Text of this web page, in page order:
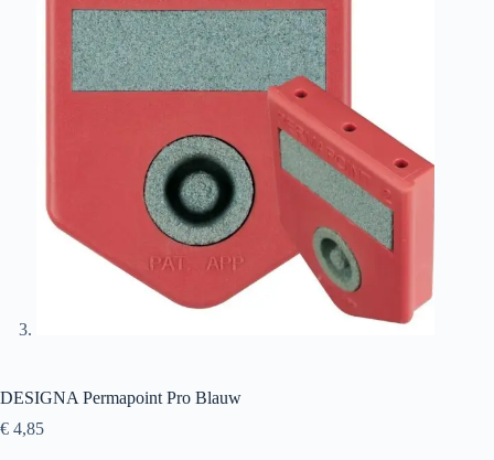
DESIGNA Permapoint Pro Blauw
€ 4,85